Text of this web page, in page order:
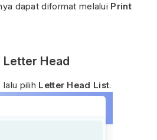
dapat diformat melalui Print
Head
lalu pilih Letter Head List.